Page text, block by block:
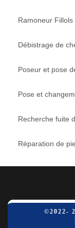
Ramoneur Fillols
Débistrage de
Poseur et pose
Pose et
Recherche fuite
Réparation de
©2022-